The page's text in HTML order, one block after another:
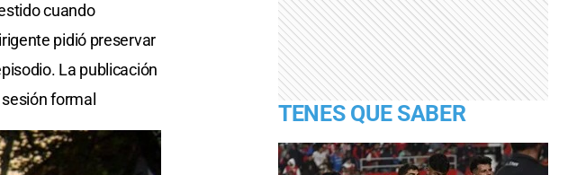
cuando
pidió preservar
La publicación
formal
TENES QUE SABER